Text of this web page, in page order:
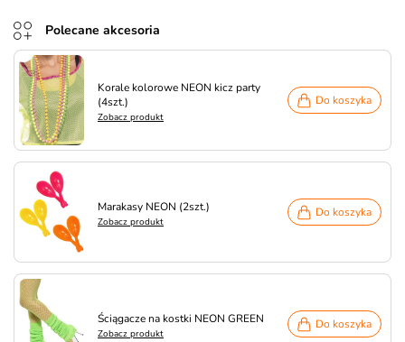
Polecane akcesoria
Korale kolorowe NEON kicz party
(4szt.)
Zobacz produkt
Do koszyka
Marakasy NEON (2szt.)
Zobacz produkt
Do koszyka
Ściągacze na kostki NEON GREEN
Zobacz produkt
Do koszyka